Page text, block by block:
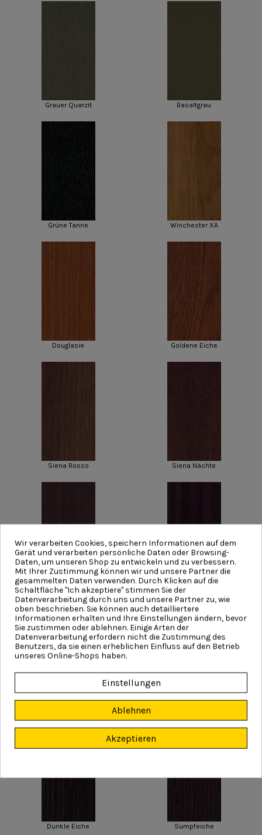
Grauer Quarzit Basaltgrau
Grüne Tanne Winchester XA
Douglasie Goldene Eiche
Siena Rosso Siena Nächte
Nuss Mahagoni
Dunkle Eiche Sumpfeiche
Wir verarbeiten Cookies, speichern Informationen auf dem
Gerät und verarbeiten persönliche Daten oder Browsing-
Daten, um unseren Shop zu entwickeln und zu verbessern.
Mit Ihrer Zustimmung können wir und unsere Partner die
gesammelten Daten verwenden. Durch Klicken auf die
Schaltfläche "Ich akzeptiere" stimmen Sie der
Datenverarbeitung durch uns und unsere Partner zu, wie
oben beschrieben. Sie können auch detailliertere
Informationen erhalten und Ihre Einstellungen ändern, bevor
Sie zustimmen oder ablehnen. Einige Arten der
Datenverarbeitung erfordern nicht die Zustimmung des
Benutzers, da sie einen erheblichen Einfluss auf den Betrieb
unseres Online-Shops haben.
Einstellungen
Ablehnen
Akzeptieren